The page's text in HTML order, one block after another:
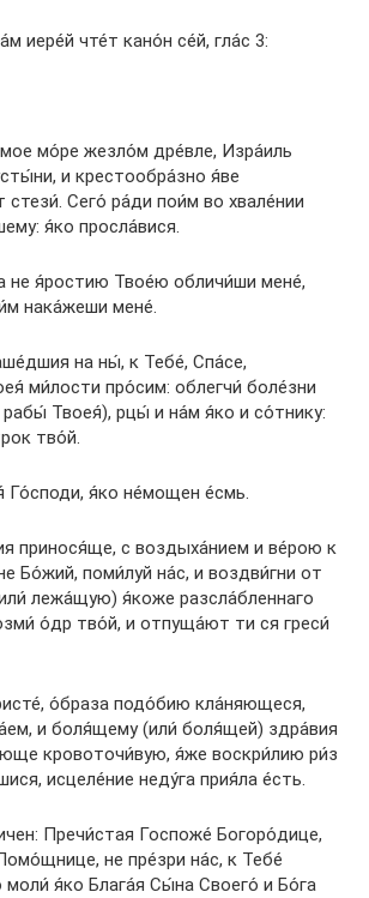
иере́й чте́т кано́н се́й, гла́с 3:
мо́ре жезло́м дре́вле, Изра́иль
и крестообра́зно я́ве
стези́. Сего́ ра́ди пои́м во хвале́нии
я́ко просла́вися.
не я́ростию Твое́ю обличи́ши мене́,
нака́жеши мене́.
на ны́, к Тебе́, Спа́се,
ми́лости про́сим: облегчи́ боле́зни
Твоея́), рцы́ и на́м я́ко и со́тнику:
тво́й.
Го́споди, я́ко не́мощен е́смь.
принося́ще, с воздыха́нием и ве́рою к
Бо́жий, поми́луй на́с, и воздви́гни от
лежа́щую) я́коже разсла́бленнаго
о́др тво́й, и отпуща́ют ти ся греси́
о́браза подо́бию кла́няющеся,
и боля́щему (или́ боля́щей) здра́вия
кровоточи́вую, я́же воскри́лию ри́з
исцеле́ние неду́га прия́ла е́сть.
Пречи́стая Госпоже́ Богоро́дице,
не пре́зри на́с, к Тебе́
я́ко Блага́я Сы́на Своего́ и Бо́га